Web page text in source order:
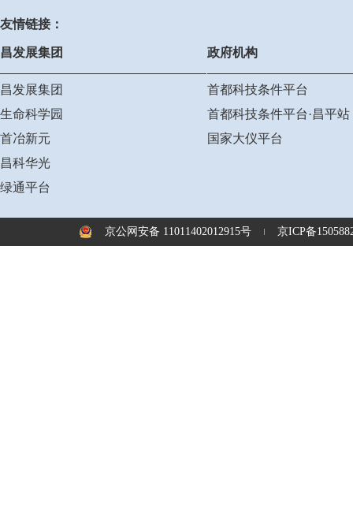
友情链接：
昌发展集团
昌发展集团
生命科学园
首冶新元
昌科华光
绿通平台
政府机构
首都科技条件平台
首都科技条件平台·昌平站
国家大仪平台
京公网安备 11011402012915号 京ICP备